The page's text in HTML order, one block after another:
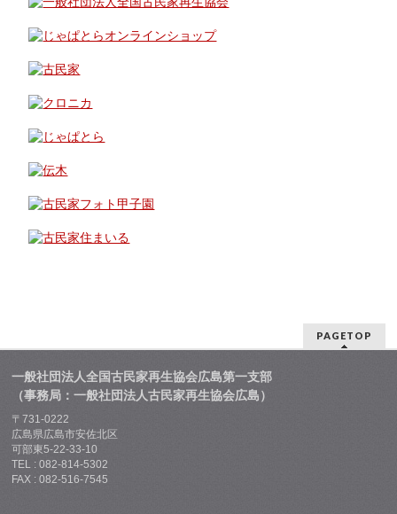
PAGETOP
一般社団法人全国古民家再生協会広島第一支部
（事務局：一般社団法人古民家再生協会広島）
〒731-0222
広島県広島市安佐北区
可部東5-22-33-10
TEL : 082-814-5302
FAX : 082-516-7545